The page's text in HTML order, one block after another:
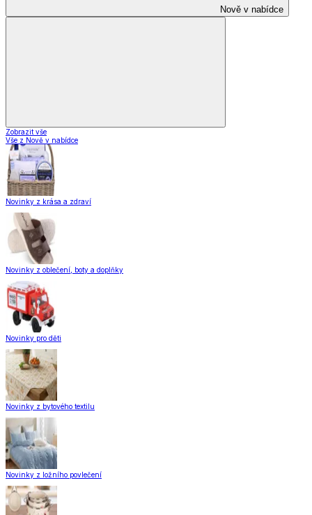
Nově v nabídce
Zobrazit vše
Vše z Nově v nabídce
Novinky z krása a zdraví
Novinky z oblečení, boty a doplňky
Novinky pro děti
Novinky z bytového textilu
Novinky z ložního povlečení